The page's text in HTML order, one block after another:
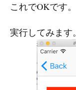
これでOKです。
実行してみます。